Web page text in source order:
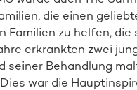
die einen
Familien zu helfen,
erkrankten zwei
seiner Behandlung
war die